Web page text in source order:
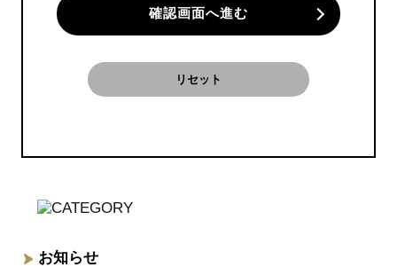
確認画面へ進む
リセット
お知らせ